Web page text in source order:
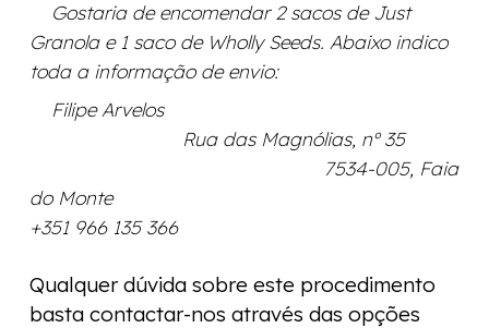
Gostaria de encomendar 2 sacos de Just
Granola e 1 saco de Wholly Seeds. Abaixo indico
toda a informação de envio:
Filipe Arvelos
Rua das Magnólias, nº 35
7534-005, Faia
do Monte
+351 966 135 366
Qualquer dúvida sobre este procedimento
basta contactar-nos através das opções